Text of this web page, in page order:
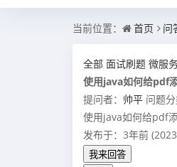
当前位置： 首页 问
全部 面试刷题 微服
使用java如何给pdf
提问者： 帅平 问题分
使用java如何给pdf添
发布于：3年前
我来回答